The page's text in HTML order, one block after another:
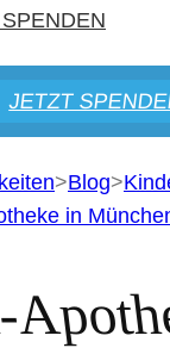
JETZT
>Blog>
in